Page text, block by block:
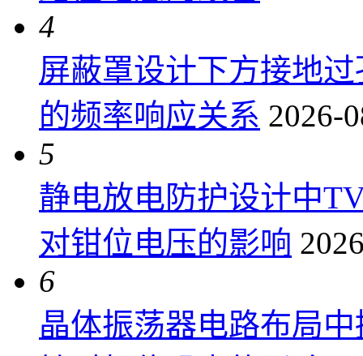
4
屏蔽罩设计下方接地
的频率响应关系 2026-
5
静电放电防护设计中
对钳位电压的影响
6
晶体振荡器电路布局